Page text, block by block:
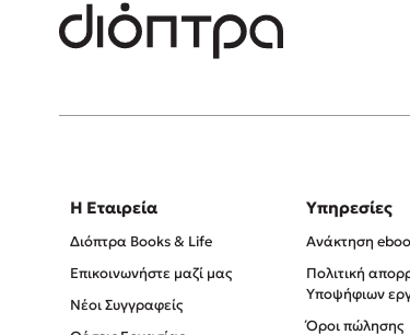
Η Εταιρεία
Διόπτρα Books & Life
Επικοινωνήστε μαζί μας
Νέοι Συγγραφείς
Υπηρεσίες
Ανάκτηση
Πολιτική
Υποψήφιων
Όροι πώλησης